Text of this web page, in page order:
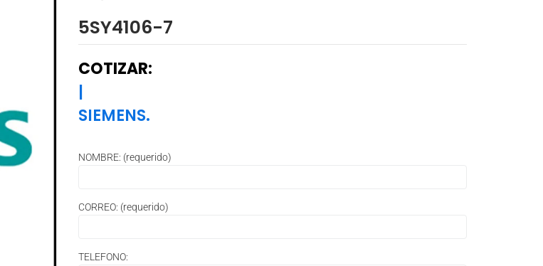
5SY4106-7
COTIZAR:
|
SIEMENS.
NOMBRE: (requerido)
CORREO: (requerido)
TELEFONO: